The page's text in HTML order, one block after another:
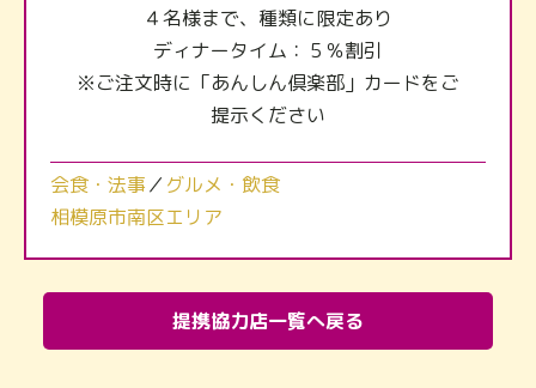
４名様まで、種類に限定あり
ディナータイム：５％割引
※ご注文時に「あんしん倶楽部」カードをご
提示ください
会食・法事／ グルメ・飲食
相模原市南区エリア
提携協力店一覧へ戻る